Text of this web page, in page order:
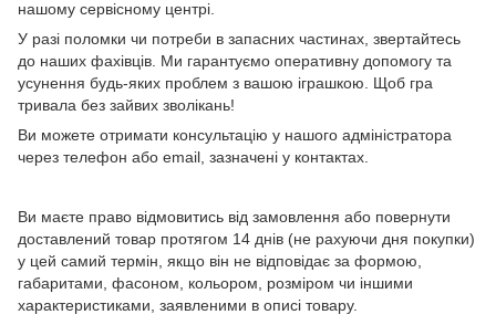
нашому сервісному центрі.
У разі поломки чи потреби в запасних частинах, звертайтесь
до наших фахівців. Ми гарантуємо оперативну допомогу та
усунення будь-яких проблем з вашою іграшкою. Щоб гра
тривала без зайвих зволікань!
Ви можете отримати консультацію у нашого адміністратора
через телефон або email, зазначені у контактах.
Ви маєте право відмовитись від замовлення або повернути
доставлений товар протягом 14 днів (не рахуючи дня покупки)
у цей самий термін, якщо він не відповідає за формою,
габаритами, фасоном, кольором, розміром чи іншими
характеристиками, заявленими в описі товару.